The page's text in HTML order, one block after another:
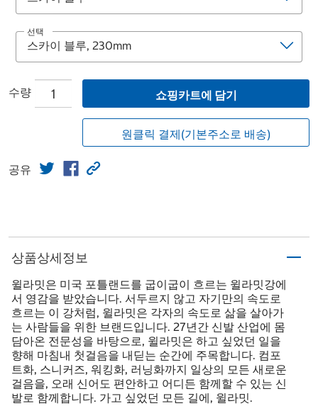
선택
수량 쇼핑카트에 담기
원클릭 결제(기본주소로 배송)
공유
상품상세정보
윌라밋은 미국 포틀랜드를 굽이굽이 흐르는 윌라밋강에
서 영감을 받았습니다. 서두르지 않고 자기만의 속도로
흐르는 이 강처럼, 윌라밋은 각자의 속도로 삶을 살아가
는 사람들을 위한 브랜드입니다. 27년간 신발 산업에 몸
담아온 전문성을 바탕으로, 윌라밋은 하고 싶었던 일을
향해 마침내 첫걸음을 내딛는 순간에 주목합니다. 컴포
트화, 스니커즈, 워킹화, 러닝화까지 일상의 모든 새로운
걸음을, 오래 신어도 편안하고 어디든 함께할 수 있는 신
발로 함께합니다. 가고 싶었던 모든 길에, 윌라밋.